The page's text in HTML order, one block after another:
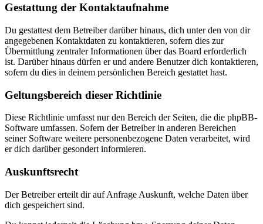
Gestattung der Kontaktaufnahme
Du gestattest dem Betreiber darüber hinaus, dich unter den von dir
angegebenen Kontaktdaten zu kontaktieren, sofern dies zur
Übermittlung zentraler Informationen über das Board erforderlich
ist. Darüber hinaus dürfen er und andere Benutzer dich kontaktieren,
sofern du dies in deinem persönlichen Bereich gestattet hast.
Geltungsbereich dieser Richtlinie
Diese Richtlinie umfasst nur den Bereich der Seiten, die die phpBB-
Software umfassen. Sofern der Betreiber in anderen Bereichen
seiner Software weitere personenbezogene Daten verarbeitet, wird
er dich darüber gesondert informieren.
Auskunftsrecht
Der Betreiber erteilt dir auf Anfrage Auskunft, welche Daten über
dich gespeichert sind.